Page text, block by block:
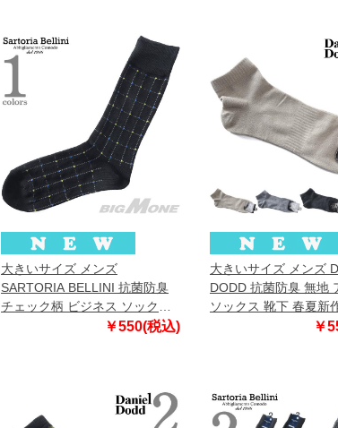
大きいサイズ メンズ
SARTORIA BELLINI 抗菌防臭
チェック柄 ビジネス ソックス
靴下 春夏新作 sbs-5513￥550(税込)
大きいサイズ メンズ
DODD 抗菌防臭 無地
ソックス 靴下 春夏新
￥